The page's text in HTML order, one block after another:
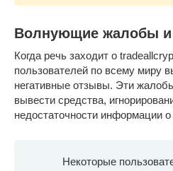
Волнующие жалобы и
Когда речь заходит о
пользователей по всему миру
негативные отзывы. Эти
вывести средства,
недостаточности информации
Некоторые